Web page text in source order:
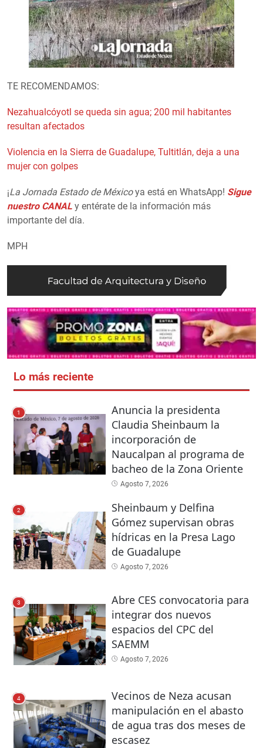
TE RECOMENDAMOS:
Nezahualcóyotl se queda sin agua; 200 mil habitantes
resultan afectados
Violencia en la Sierra de Guadalupe, Tultitlán, deja a una
mujer con golpes
¡La Jornada Estado de Méxicoya está en WhatsApp! Sigue
nuestro CANAL y entérate de la información más
importante del día.
MPH
Lo más reciente
1
Anuncia la presidenta
Claudia Sheinbaum la
incorporación de
Naucalpan al programa de
bacheo de la Zona Oriente
Agosto 7, 2026
2
Sheinbaum y Delfina
Gómez supervisan obras
hídricas en la Presa Lago
de Guadalupe
Agosto 7, 2026
3
Abre CES convocatoria para
integrar dos nuevos
espacios del CPC del
SAEMM
Agosto 7, 2026
4
Vecinos de Neza acusan
manipulación en el abasto
de agua tras dos meses de
escasez